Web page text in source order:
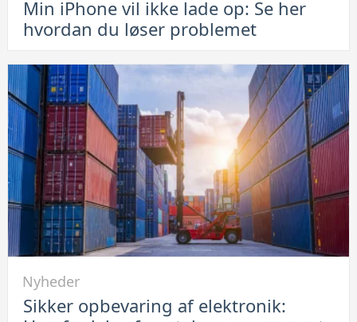
Min
iPhone
ikke
lade
op:
Se
her
hvordan
du
løser
problemet
Min iPhone vil ikke lade op: Se her
hvordan du løser problemet
Sikker
Nyheder
Sikker opbevaring af elektronik: